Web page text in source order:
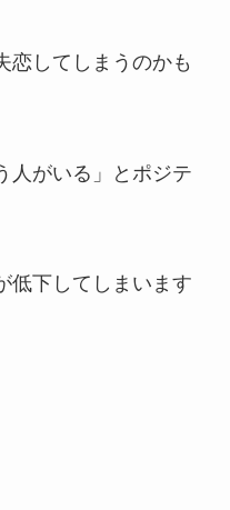
恋してしまうのかも
人がいる」とポジテ
低下してしまいます